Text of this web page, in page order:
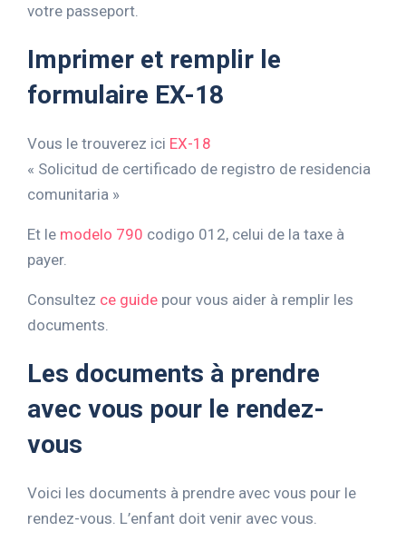
votre passeport.
Imprimer et remplir le
formulaire EX-18
Vous le trouverez ici EX-18
« Solicitud de certificado de registro de residencia
comunitaria »
Et le modelo 790 codigo 012, celui de la taxe à
payer.
Consultez ce guide pour vous aider à remplir les
documents.
Les documents à prendre
avec vous pour le rendez-
vous
Voici les documents à prendre avec vous pour le
rendez-vous. L’enfant doit venir avec vous.